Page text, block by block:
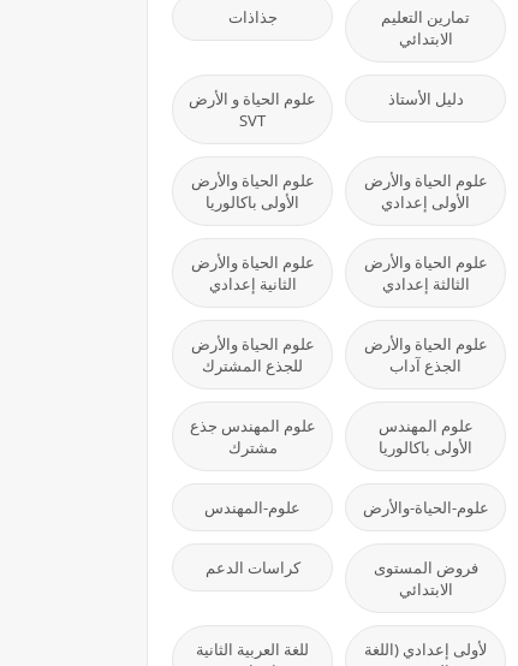
تمارين التعليم
الابتدائي
جذاذات
دليل الأستاذ
علوم الحياة و الأرض
SVT
علوم الحياة والأرض
الأولى إعدادي
علوم الحياة والأرض
الأولى باكالوريا
علوم الحياة والأرض
الثالثة إعدادي
علوم الحياة والأرض
الثانية إعدادي
علوم الحياة والأرض
الجذع آداب
علوم الحياة والأرض
للجذع المشترك
علوم المهندس
الأولى باكالوريا
علوم المهندس جذع
مشترك
علوم-الحياة-والأرض علوم-المهندس
فروض المستوى
الابتدائي
كراسات الدعم
لأولى إعدادي (اللغة
للغة العربية الثانية